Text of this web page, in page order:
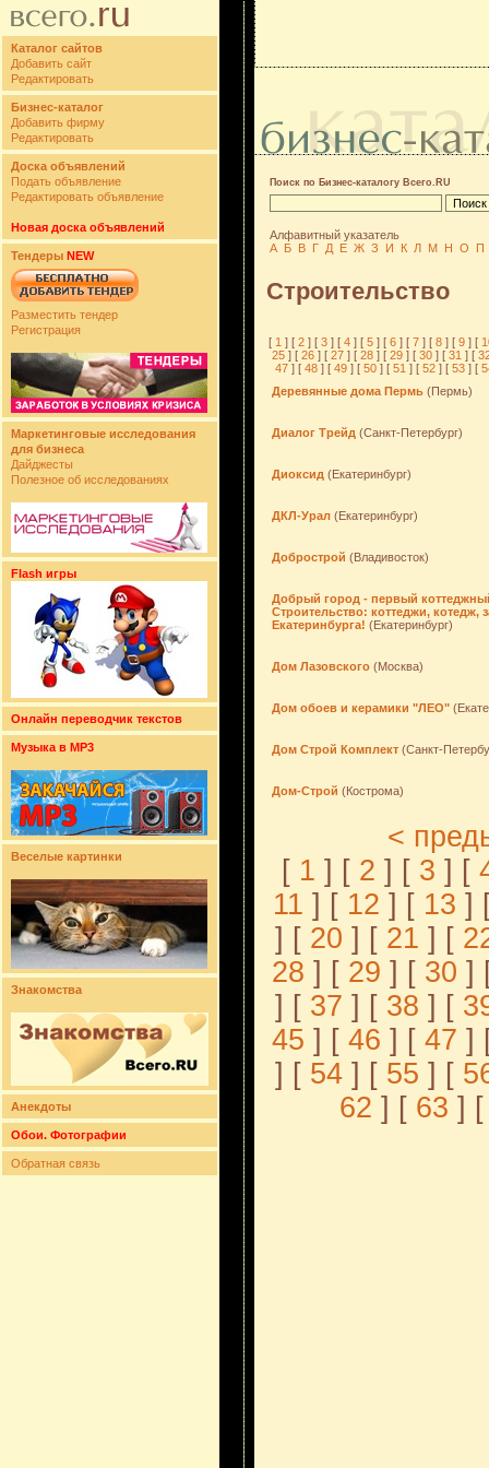
Каталог сайтов
Добавить сайт
Редактировать
Бизнес-каталог
Добавить фирму
Редактировать
Доска объявлений
Подать объявление
Редактировать объявление
Новая доска объявлений
Тендеры NEW
Разместить тендер
Регистрация
Маркетинговые исследования
для бизнеса
Дайджесты
Полезное об исследованиях
Flash игры
Онлайн переводчик текстов
Музыка в MP3
Веселые картинки
Знакомства
Анекдоты
Обои. Фотографии
Обратная связь
Поиск по Бизнес-каталогу Всего.RU
Алфавитный указатель
А Б В Г Д Е Ж З И К Л М Н О П
Строительство
[ 1 ] [ 2 ] [ 3 ] [ 4 ] [ 5 ] [ 6 ] [ 7 ] [ 8 ] [ 9 ] [
25 ] [26 ] [27 ] [28 ] [29 ] [30 ] [31 ] [
47 ] [48 ] [49 ] [50 ] [51 ] [52 ] [53 ] [
Деревянные дома Пермь (Пермь)
Диалог Трейд (Санкт-Петербург)
Диоксид (Екатеринбург)
ДКЛ-Урал (Екатеринбург)
Добрострой (Владивосток)
Добрый город - первый
Строительство: коттеджи, котедж,
Екатеринбурга! (Екатеринбург)
Дом Лазовского (Москва)
Дом обоев и керамики "ЛЕО"
Дом Строй Комплект (Санкт-
Дом-Строй (Кострома)
<
[1 ] [2 ] [3 ] [
11 ] [ 12 ] [ 13 ]
] [ 20 ] [ 21 ] [
28 ] [ 29 ] [ 30 ]
] [ 37 ] [ 38 ] [
45 ] [ 46 ] [ 47 ]
] [ 54 ] [ 55 ] [
62 ] [ 63 ] [